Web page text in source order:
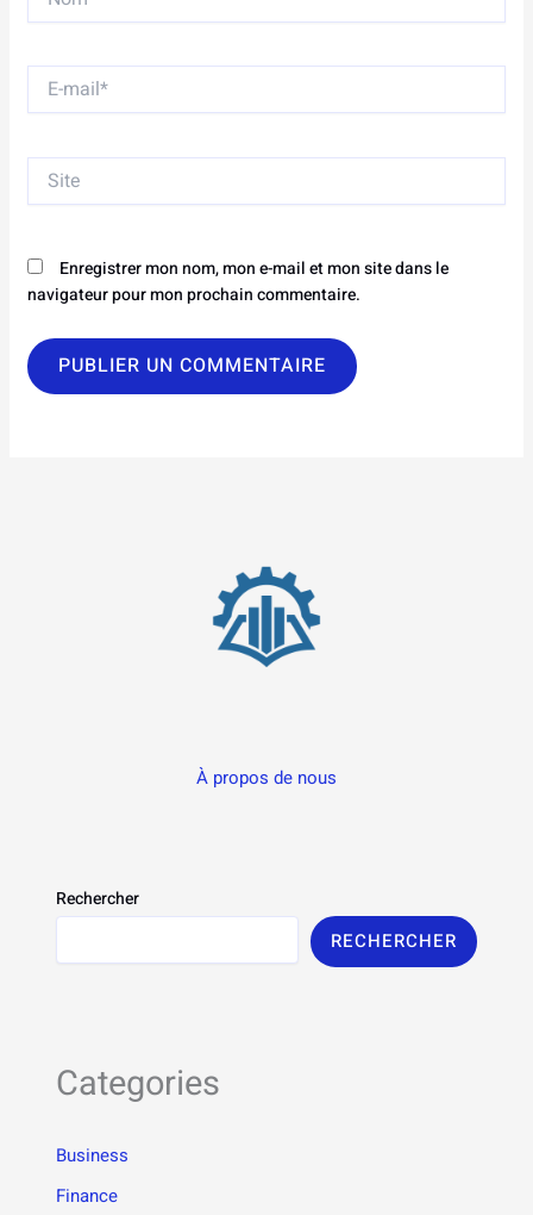
mail*
Site
Enregistrer mon nom, mon e-mail et mon site dans le
navigateur pour mon prochain commentaire.
À propos de nous
Rechercher
RECHERCHER
Categories
Business
Finance